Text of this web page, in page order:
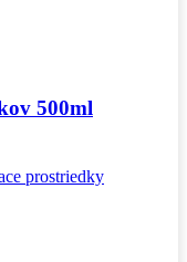
500ml
prostriedky